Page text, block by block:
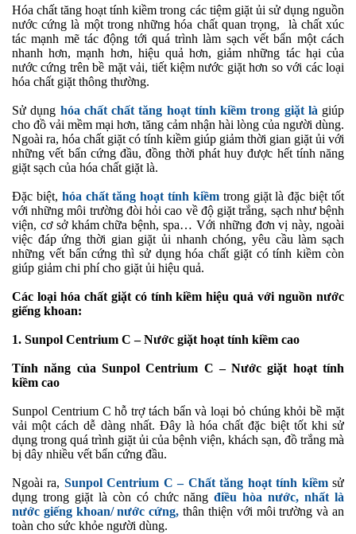
Hóa chất tăng hoạt tính kiềm trong các tiệm giặt ủi sử dụng nguồn
nước cứng là một trong những hóa chất quan trọng, là chất xúc
tác mạnh mẽ tác động tới quá trình làm sạch vết bẩn một cách
nhanh hơn, mạnh hơn, hiệu quả hơn, giảm những tác hại của
nước cứng trên bề mặt vải, tiết kiệm nước giặt hơn so với các loại
hóa chất giặt thông thường.
Sử dụng hóa chất chất tăng hoạt tính kiềm trong giặt là giúp
cho đồ vải mềm mại hơn, tăng cảm nhận hài lòng của người dùng.
Ngoài ra, hóa chất giặt có tính kiềm giúp giảm thời gian giặt ủi với
những vết bẩn cứng đầu, đồng thời phát huy được hết tính năng
giặt sạch của hóa chất giặt là.
Đặc biệt, hóa chất tăng hoạt tính kiềmtrong giặt là đặc biệt tốt
với những môi trường đòi hỏi cao về độ giặt trắng, sạch như bệnh
viện, cơ sở khám chữa bệnh, spa… Với những đơn vị này, ngoài
việc đáp ứng thời gian giặt ủi nhanh chóng, yêu cầu làm sạch
những vết bẩn cứng thì sử dụng hóa chất giặt có tính kiềm còn
giúp giảm chi phí cho giặt ủi hiệu quả.
Các loại hóa chất giặt có tính kiềm hiệu quả với nguồn nước
giếng khoan:
1. Sunpol Centrium C – Nước giặt hoạt tính kiềm cao
Tính năng của Sunpol Centrium C – Nước giặt hoạt tính
kiềm cao
Sunpol Centrium C hỗ trợ tách bẩn và loại bỏ chúng khỏi bề mặt
vải một cách dễ dàng nhất. Đây là hóa chất đặc biệt tốt khi sử
dụng trong quá trình giặt ủi của bệnh viện, khách sạn, đồ trắng mà
bị dây nhiều vết bẩn cứng đầu.
Ngoài ra, Sunpol Centrium C – Chất tăng hoạt tính kiềmsử
dụng trong giặt là còn có chức năngđiều hòa nước, nhất là
nước giếng khoan/ nước cứng, thân thiện với môi trường và an
toàn cho sức khỏe người dùng.